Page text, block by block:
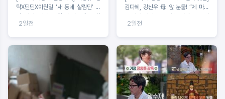
탁X딘딘X이원일 ‘새 동네 살림단’ 출
범. 딘딘 “이거 안 될 것 같은데요” 촬
영 첫날 포기 선언
2일전
김다혜, 강신우 母 앞 눈물! “제 마음
은 이미 정리 완료” 최종선택 D-1 러
브라인 예측불가!
2일전